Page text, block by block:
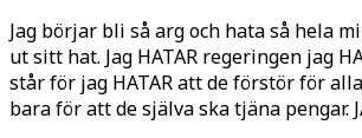
Jag börjar bli så arg och hata så hela
ut sitt hat. Jag HATAR regeringen jag
står för jag HATAR att de förstör för
bara för att de själva ska tjäna pengar.